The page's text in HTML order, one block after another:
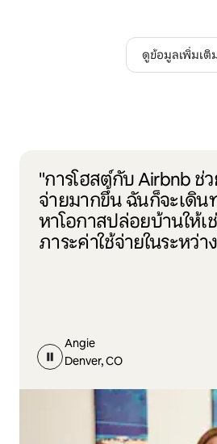
ดูข้อมูลเพิ่มเติ
"การโฮสต์กับ Airbnb ช่
จ่ายมากขึ้น ฉันก็จะเดิน
หาโอกาสปล่อยบ้านให้เ
ภาระค่าใช้จ่ายในระหว่
Angie
Denver, CO